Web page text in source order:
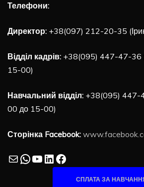
Телефони:
Директор: +38(097) 212-20-35
Відділ кадрів: +38(095) 447-47-36
15-00)
Навчальний відділ: +38(095) 447-
00 до 15-00)
Сторінка Facebook:
MailWhatsApp
YouTube
LinkedIn
Facebook
СПЛАТА ЗА